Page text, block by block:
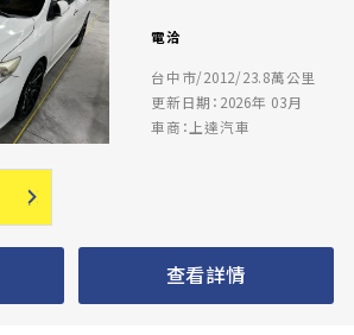
電洽
台中市/2012/23.8萬公里
更新日期：2026年 03月
車商：上達汽車
查看詳情